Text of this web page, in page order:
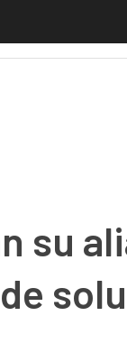
alianza para
su